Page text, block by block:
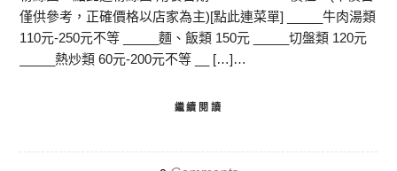
僅供參考，正確價格以店家為主)[點此連菜單] _____牛肉湯類
110元-250元不等 _____麵、飯類 150元 _____切盤類 120元
_____熱炒類 60元-200元不等 __ […]…
繼續閱讀